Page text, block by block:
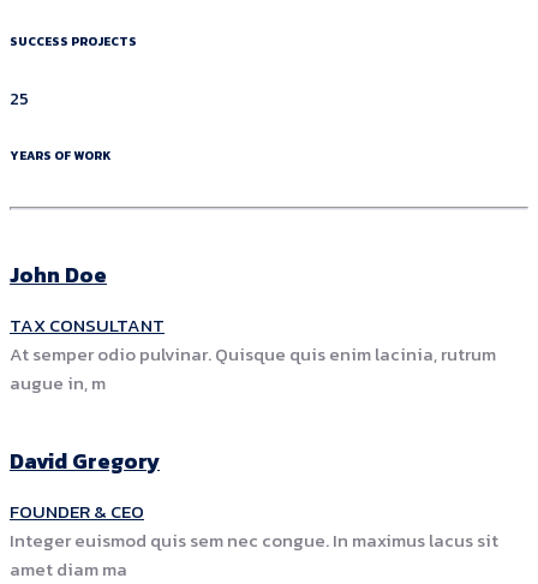
SUCCESS PROJECTS
25
YEARS OF WORK
John Doe
TAX CONSULTANT
At semper odio pulvinar. Quisque quis enim lacinia, rutrum
augue in, m
DavidGregory
FOUNDER & CEO
Integer euismod quis sem nec congue. In maximus lacus sit
amet diam ma